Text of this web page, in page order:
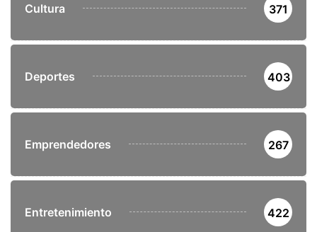
Cultura 371
Deportes 403
Emprendedores 267
Entretenimiento 422